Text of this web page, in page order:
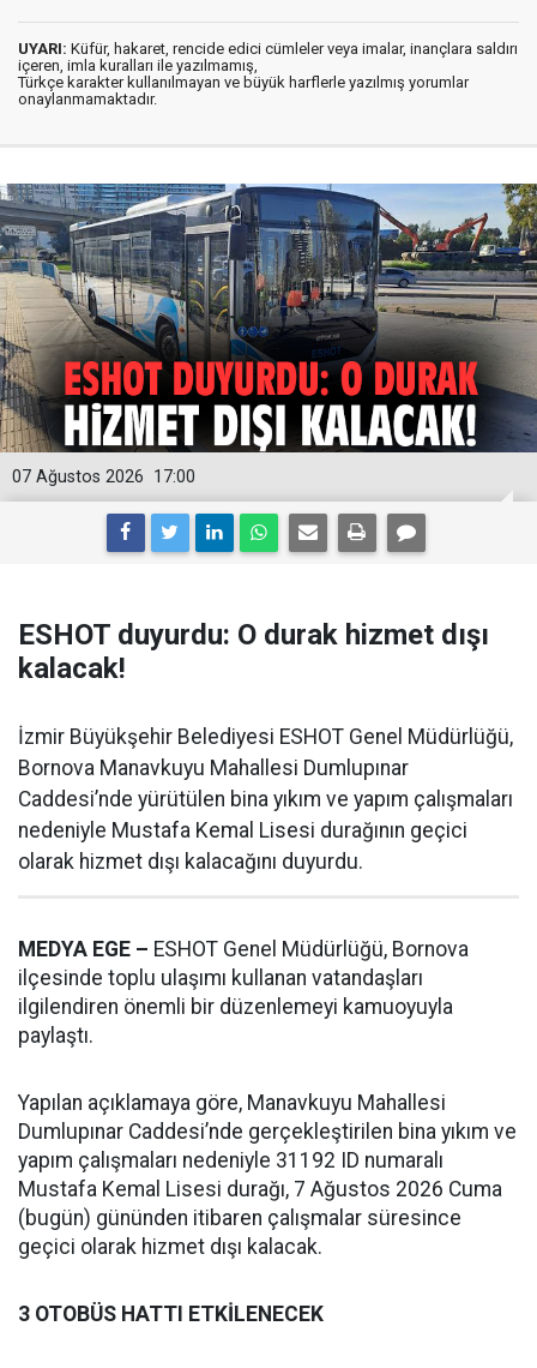
UYARI: Küfür, hakaret, rencide edici cümleler veya imalar, inançlara saldırı
içeren, imla kuralları ile yazılmamış,
Türkçe karakter kullanılmayan ve büyük harflerle yazılmış yorumlar
onaylanmamaktadır.
17:00
07 Ağustos 2026
ESHOT duyurdu: O durak hizmet dışı
kalacak!
İzmir Büyükşehir Belediyesi ESHOT Genel Müdürlüğü,
Bornova Manavkuyu Mahallesi Dumlupınar
Caddesi’nde yürütülen bina yıkım ve yapım çalışmaları
nedeniyle Mustafa Kemal Lisesi durağının geçici
olarak hizmet dışı kalacağını duyurdu.
MEDYA EGE – ESHOT Genel Müdürlüğü, Bornova
ilçesinde toplu ulaşımı kullanan vatandaşları
ilgilendiren önemli bir düzenlemeyi kamuoyuyla
paylaştı.
Yapılan açıklamaya göre, Manavkuyu Mahallesi
Dumlupınar Caddesi’nde gerçekleştirilen bina yıkım ve
yapım çalışmaları nedeniyle 31192 ID numaralı
Mustafa Kemal Lisesi durağı, 7 Ağustos 2026 Cuma
(bugün) gününden itibaren çalışmalar süresince
geçici olarak hizmet dışı kalacak.
3 OTOBÜS HATTI ETKİLENECEK